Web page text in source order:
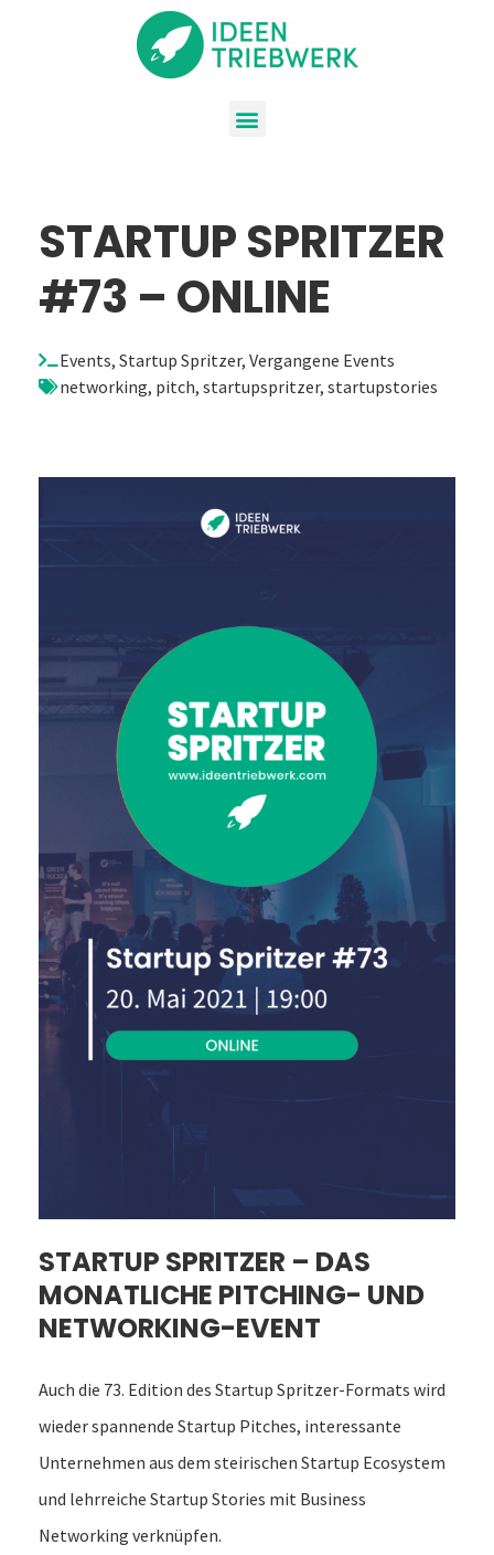
STARTUP SPRITZER
#73 – ONLINE
Events, Startup Spritzer, Vergangene Events
networking, pitch, startupspritzer, startupstories
STARTUP SPRITZER – DAS
MONATLICHE PITCHING- UND
NETWORKING-EVENT
Auch die 73. Edition des Startup Spritzer-Formats wird
wieder spannende Startup Pitches, interessante
Unternehmen aus dem steirischen Startup Ecosystem
und lehrreiche Startup Stories mit Business
Networking verknüpfen.